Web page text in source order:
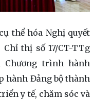
thể hóa Nghị quyết
thị số 17/CT-TTg
Chương trình hành
hành Đảng bộ thành
y tế, chăm sóc và